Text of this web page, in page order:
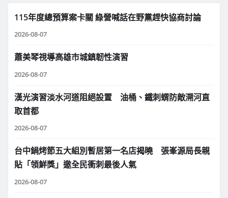
115年度總預算案卡關 綠營喊話在野黨趕快協商討論
2026-08-07
蕭美琴視導高雄市城鎮韌性演習
2026-08-07
漢光演習淡水河道阻絕設置 油桶、鐵刺蝟防敵溯河直
取首都
2026-08-07
台中鍋烤節五大組別暫居第一名店揭曉 張峯源局長親
貼「領鮮獎」邀全民衝刺最後人氣
2026-08-07